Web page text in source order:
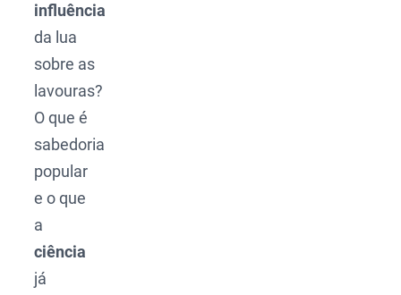
influência
da lua
sobre as
lavouras?
O que é
sabedoria
popular
e o que
a
ciência
já